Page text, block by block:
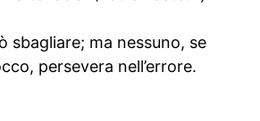
sbagliare; ma nessuno, se
persevera nell’errore.